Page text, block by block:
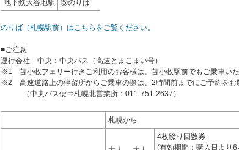
地下鉄大谷地駅
⑤のりば
のりば（札幌駅前）はこちらをご覧ください。
■ご注意
運行会社 中央：中央バス（高速とまこまい号）
※1 苫小牧フェリー行きご利用のお客様は、苫小牧駅前でもご乗車いた
※2 高速道路上の停留所からご乗車の際は、2時間前までにご予約をお
（中央バス便⇒札幌北営業所：011-751-2637）
札幌から
4枚綴り回数券
(有効期間：購入日より6